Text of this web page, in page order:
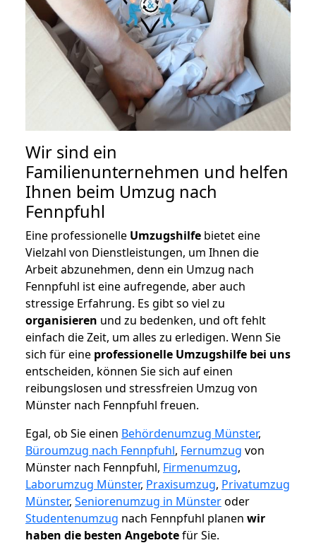
Wir sind ein
Familienunternehmen und helfen
Ihnen beim Umzug nach
Fennpfuhl
Eine professionelle Umzugshilfe bietet eine
Vielzahl von Dienstleistungen, um Ihnen die
Arbeit abzunehmen, denn ein Umzug nach
Fennpfuhl ist eine aufregende, aber auch
stressige Erfahrung. Es gibt so viel zu
organisieren und zu bedenken, und oft fehlt
einfach die Zeit, um alles zu erledigen. Wenn Sie
sich für eine professionelle Umzugshilfe bei uns
entscheiden, können Sie sich auf einen
reibungslosen und stressfreien Umzug von
Münster nach Fennpfuhl freuen.
Egal, ob Sie einen Behördenumzug Münster,
Büroumzug nach Fennpfuhl, Fernumzug von
Münster nach Fennpfuhl, Firmenumzug,
Laborumzug Münster, Praxisumzug, Privatumzug
Münster, Seniorenumzug in Münsteroder
Studentenumzug nach Fennpfuhl planen wir
haben die besten Angebotefür Sie.